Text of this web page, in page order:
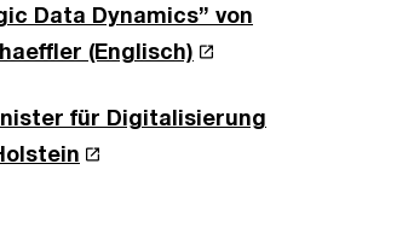
Data Dynamics” von
(Englisch)
für Digitalisierung